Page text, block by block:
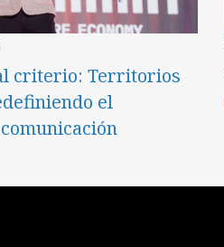
criterio: Territorios
el